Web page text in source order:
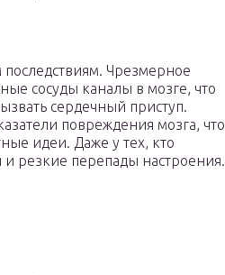
Чрезмерное
сосуды каналы в мозге, что
сердечный приступ.
повреждения мозга, что
идеи. Даже у тех, кто
резкие перепады настроения.